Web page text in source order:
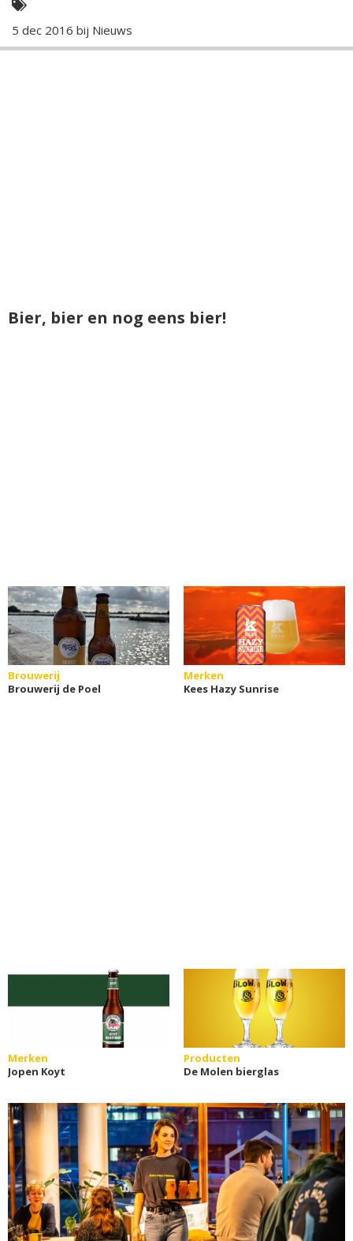
5 dec 2016 bij Nieuws
Bier, bier en nog eens bier!
Brouwerij
Brouwerij de Poel
Merken
Kees Hazy Sunrise
Merken
Jopen Koyt
Producten
De Molen bierglas